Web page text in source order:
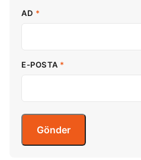
AD *
E-POSTA *